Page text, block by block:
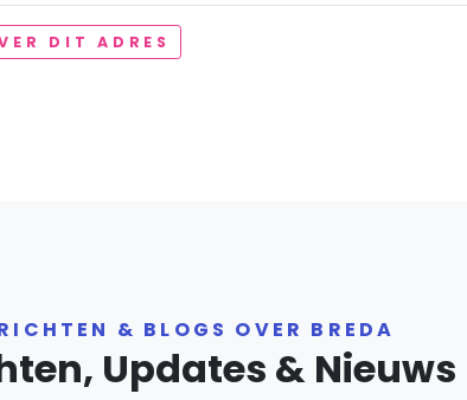
DIT ADRES
& BLOGS OVER BREDA
Updates & Nieuws